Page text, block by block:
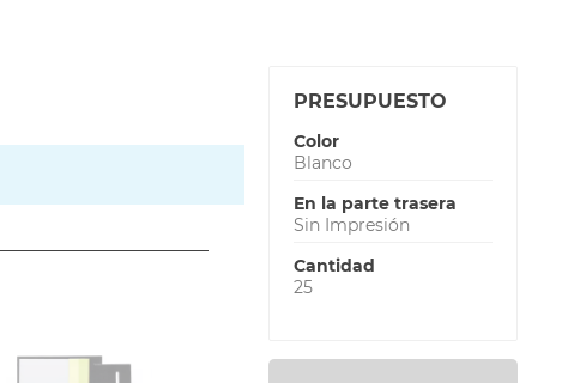
PRESUPUESTO
Color
Blanco
En la parte trasera
Sin Impresión
Cantidad
25